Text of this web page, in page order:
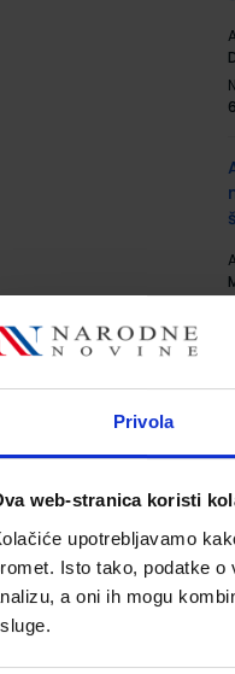
Privola
web-stranica koristi
upotrebljavamo
Isto tako, podatke
a oni ih mogu